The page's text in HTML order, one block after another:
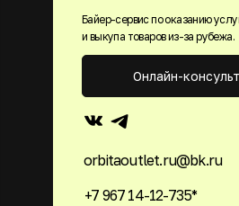
Байер-сервис по оказанию
и выкупа товаров из-за рубежа.
+7 967 14-12-735*
orbitaoutlet.ru@bk.ru
Онлайн-